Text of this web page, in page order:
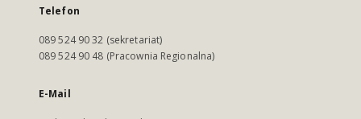
Telefon
089 524 90 32 (sekretariat)
089 524 90 48 (Pracownia Regionalna)
E-Mail